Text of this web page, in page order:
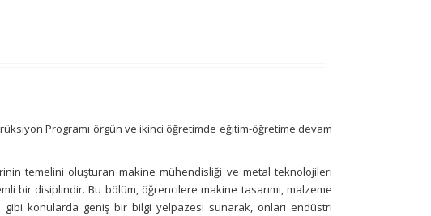
Programı örgün ve ikinci öğretimde eğitim-öğretime devam
temelini oluşturan makine mühendisliği ve metal teknolojileri
bir disiplindir. Bu bölüm, öğrencilere makine tasarımı, malzeme
konularda geniş bir bilgi yelpazesi sunarak, onları endüstri